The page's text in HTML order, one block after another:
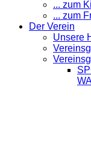
... zum
... zum
Der Verein
Unsere